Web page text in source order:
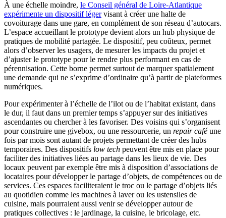
À une échelle moindre, le Conseil général de Loire-Atlantique
expérimente un dispositif légervisant à créer une halte de
covoiturage dans une gare, en complément de son réseau d’autocars.
L’espace accueillant le prototype devient alors un hub physique de
pratiques de mobilité partagée. Le dispositif, peu coûteux, permet
alors d’observer les usagers, de mesurer les impacts du projet et
d’ajuster le prototype pour le rendre plus performant en cas de
pérennisation. Cette borne permet surtout de marquer spatialement
une demande qui ne s’exprime d’ordinaire qu’à partir de plateformes
numériques.
Pour expérimenter à l’échelle de l’ilot ou de l’habitat existant, dans
le dur, il faut dans un premier temps s’appuyer sur des initiatives
ascendantes ou chercher à les favoriser. Des voisins qui s’organisent
pour construire une givebox, ou une ressourcerie, un repair caféune
fois par mois sont autant de projets permettant de créer des hubs
temporaires. Des dispositifs low tech peuvent être mis en place pour
faciliter des initiatives liées au partage dans les lieux de vie. Des
locaux peuvent par exemple être mis à disposition d’associations de
locataires pour développer le partage d’objets, de compétences ou de
services. Ces espaces faciliteraient le troc ou le partage d’objets liés
au quotidien comme les machines à laver ou les ustensiles de
cuisine, mais pourraient aussi venir se développer autour de
pratiques collectives : le jardinage, la cuisine, le bricolage, etc.